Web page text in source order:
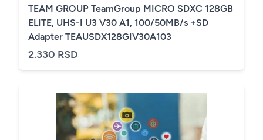
TEAM GROUP TeamGroup MICRO SDXC 128GB
ELITE, UHS-I U3 V30 A1, 100/50MB/s +SD
Adapter TEAUSDX128GIV30A103
2.330 RSD